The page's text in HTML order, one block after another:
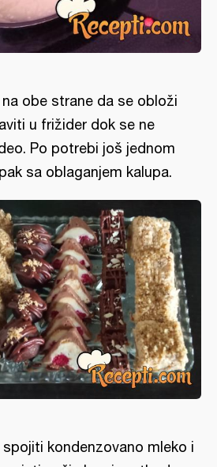
obe strane da se obloži
u frižider dok se ne
Po potrebi još jednom
sa oblaganjem kalupa.
spojiti kondenzovano mleko i